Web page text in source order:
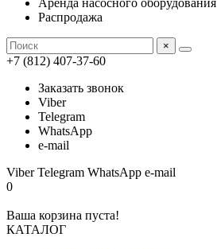
Аренда насосного оборудования
Распродажа
×
+7 (812) 407-37-60
Заказать звонок
Viber
Telegram
WhatsApp
e-mail
ViberTelegram WhatsApp e-mail
0
Ваша корзина пуста!
КАТАЛОГ